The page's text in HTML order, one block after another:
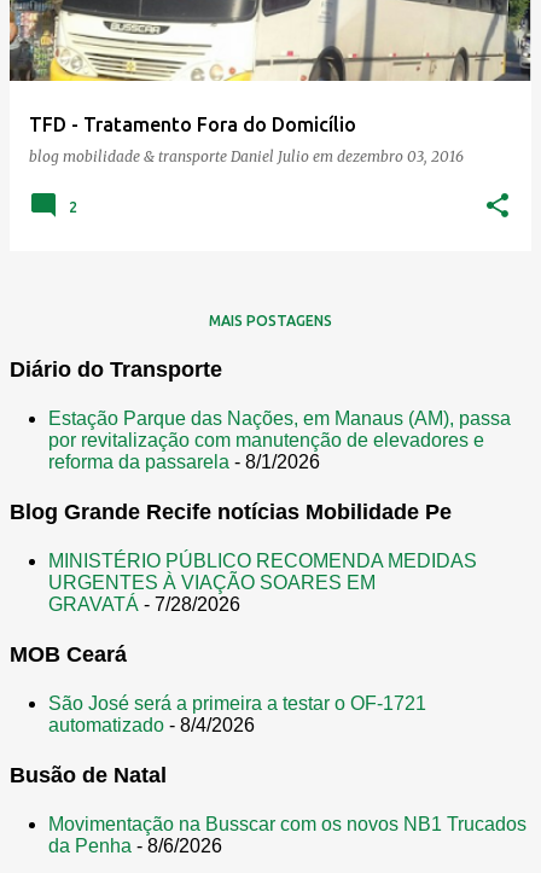
TFD - Tratamento Fora do Domicílio
blog mobilidade & transporte Daniel Julio em dezembro 03, 2016
2
MAIS POSTAGENS
Diário do Transporte
Estação Parque das Nações, em Manaus (AM), passa
por revitalização com manutenção de elevadores e
reforma da passarela - 8/1/2026
Blog Grande Recife notícias Mobilidade Pe
MINISTÉRIO PÚBLICO RECOMENDA MEDIDAS
URGENTES À VIAÇÃO SOARES EM
GRAVATÁ - 7/28/2026
MOB Ceará
São José será a primeira a testar o OF-1721
automatizado - 8/4/2026
Busão de Natal
Movimentação na Busscar com os novos NB1 Trucados
da Penha - 8/6/2026